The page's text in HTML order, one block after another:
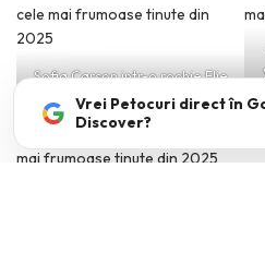
Sofia Carson intr-o rochie Elie
Saab / Sursa foto: Hepta.ro
Vrei Petocuri direct în
Discover?